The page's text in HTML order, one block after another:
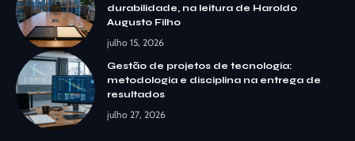
durabilidade, na leitura de Haroldo
Augusto Filho
julho 15, 2026
Gestão de projetos de tecnologia:
metodologia e disciplina na entrega de
resultados
julho 27, 2026